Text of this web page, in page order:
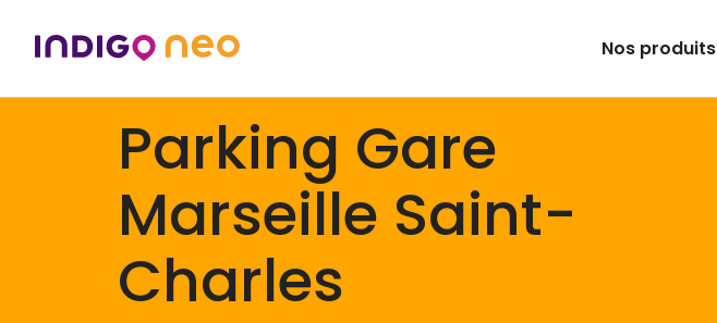
Nos produits
Parking Gare
Marseille Saint-
Charles